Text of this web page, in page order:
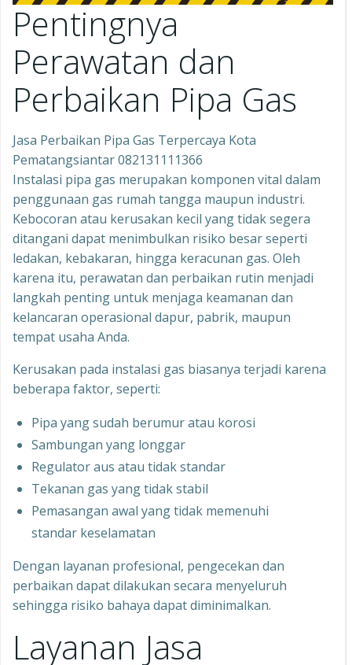
Pentingnya
Perawatan dan
Perbaikan Pipa Gas
Jasa Perbaikan Pipa Gas Terpercaya Kota
Pematangsiantar 082131111366
Instalasi pipa gas merupakan komponen vital dalam
penggunaan gas rumah tangga maupun industri.
Kebocoran atau kerusakan kecil yang tidak segera
ditangani dapat menimbulkan risiko besar seperti
ledakan, kebakaran, hingga keracunan gas. Oleh
karena itu, perawatan dan perbaikan rutin menjadi
langkah penting untuk menjaga keamanan dan
kelancaran operasional dapur, pabrik, maupun
tempat usaha Anda.
Kerusakan pada instalasi gas biasanya terjadi karena
beberapa faktor, seperti:
Pipa yang sudah berumur atau korosi
Sambungan yang longgar
Regulator aus atau tidak standar
Tekanan gas yang tidak stabil
Pemasangan awal yang tidak memenuhi
standar keselamatan
Dengan layanan profesional, pengecekan dan
perbaikan dapat dilakukan secara menyeluruh
sehingga risiko bahaya dapat diminimalkan.
Layanan Jasa